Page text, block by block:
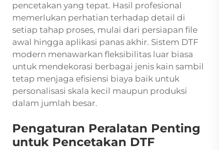
pencetakan yang tepat. Hasil profesional
memerlukan perhatian terhadap detail di
setiap tahap proses, mulai dari persiapan file
awal hingga aplikasi panas akhir. Sistem DTF
modern menawarkan fleksibilitas luar biasa
untuk mendekorasi berbagai jenis kain sambil
tetap menjaga efisiensi biaya baik untuk
personalisasi skala kecil maupun produksi
dalam jumlah besar.
Pengaturan Peralatan Penting
untuk Pencetakan DTF